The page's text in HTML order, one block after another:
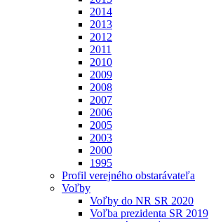
2014
2013
2012
2011
2010
2009
2008
2007
2006
2005
2003
2000
1995
Profil verejného obstarávateľa
Voľby
Voľby do NR SR 2020
Voľba prezidenta SR 2019